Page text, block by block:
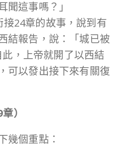
聞這事嗎？」
接24章的故事，說到有
結報告，說：「城已被
，上帝就開了以西結
可以發出接下來有關復
章）
幾個重點：